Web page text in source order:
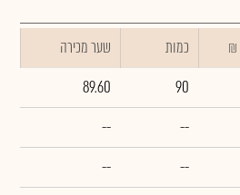
כמות
שער מכירה
90
89.60
--
--
--
--